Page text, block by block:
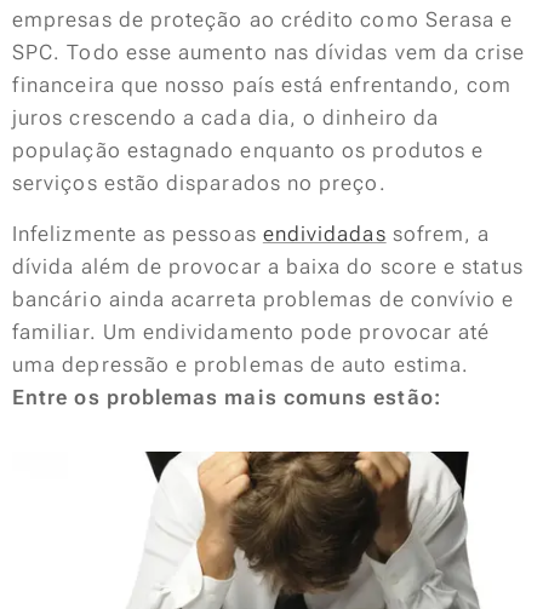
empresas de proteção ao crédito como Serasa e
SPC. Todo esse aumento nas dívidas vem da crise
financeira que nosso país está enfrentando, com
juros crescendo a cada dia, o dinheiro da
população estagnado enquanto os produtos e
serviços estão disparados no preço.
Infelizmente as pessoas endividadas sofrem, a
dívida além de provocar a baixa do score e status
bancário ainda acarreta problemas de convívio e
familiar. Um endividamento pode provocar até
uma depressão e problemas de auto estima.
Entre os problemas mais comuns estão: